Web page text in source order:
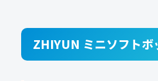
ZHIYUN ミニソフトボ